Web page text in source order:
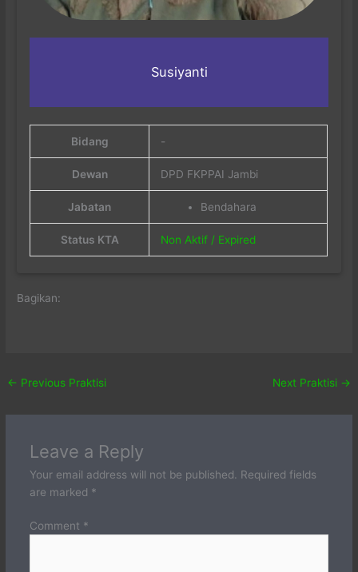
Susiyanti
Bidang -
Dewan DPD FKPPAI Jambi
Jabatan Bendahara
Status KTA Non Aktif / Expired
Bagikan:
← Previous Praktisi Next Praktisi →
Leave a Reply
Your email address will not be published.
Required fields
are marked *
Comment *